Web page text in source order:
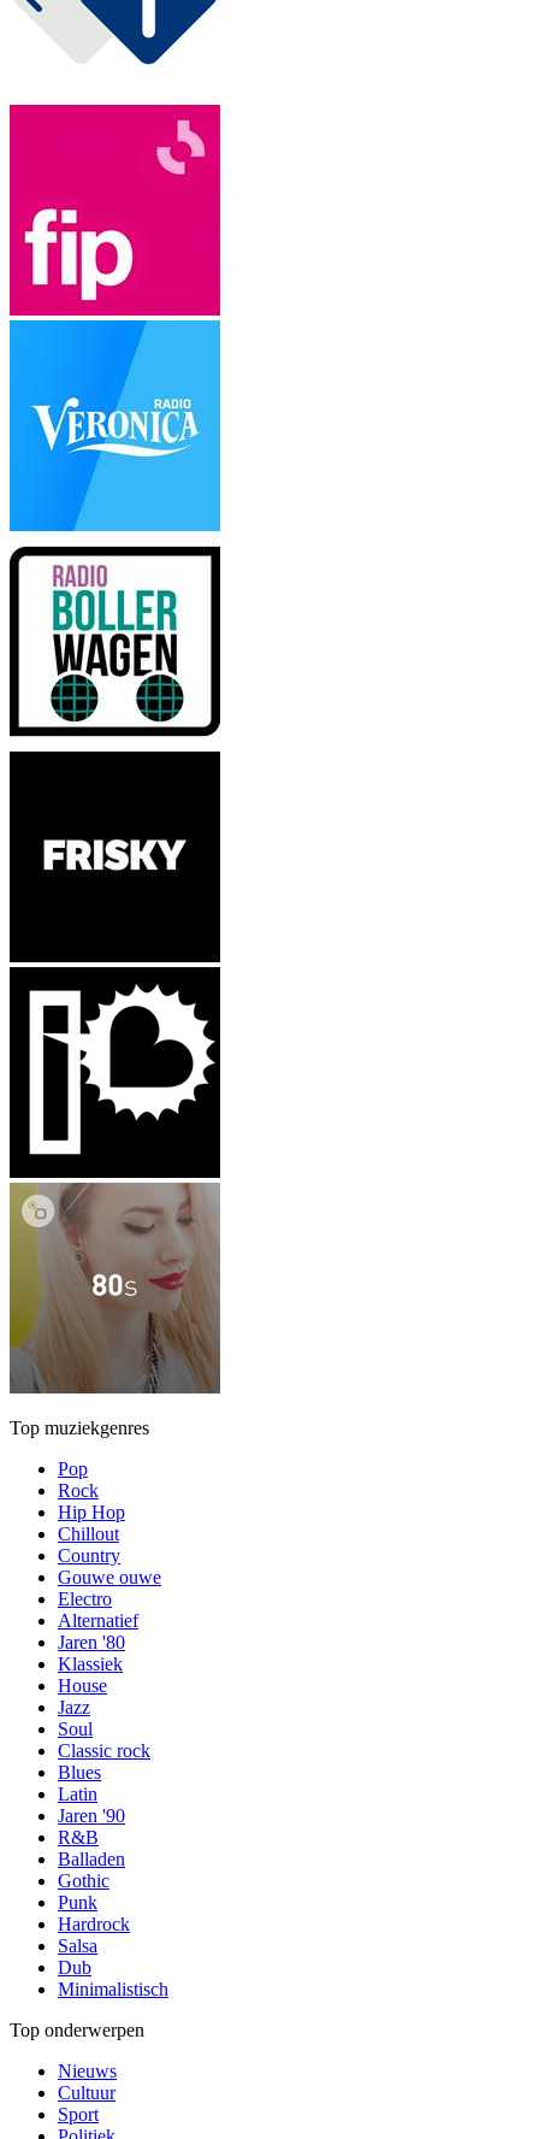
Top muziekgenres
Pop
Rock
Hip Hop
Chillout
Country
Gouwe ouwe
Electro
Alternatief
Jaren '80
Klassiek
House
Jazz
Soul
Classic rock
Blues
Latin
Jaren '90
R&B
Balladen
Gothic
Punk
Hardrock
Salsa
Dub
Minimalistisch
Top onderwerpen
Nieuws
Cultuur
Sport